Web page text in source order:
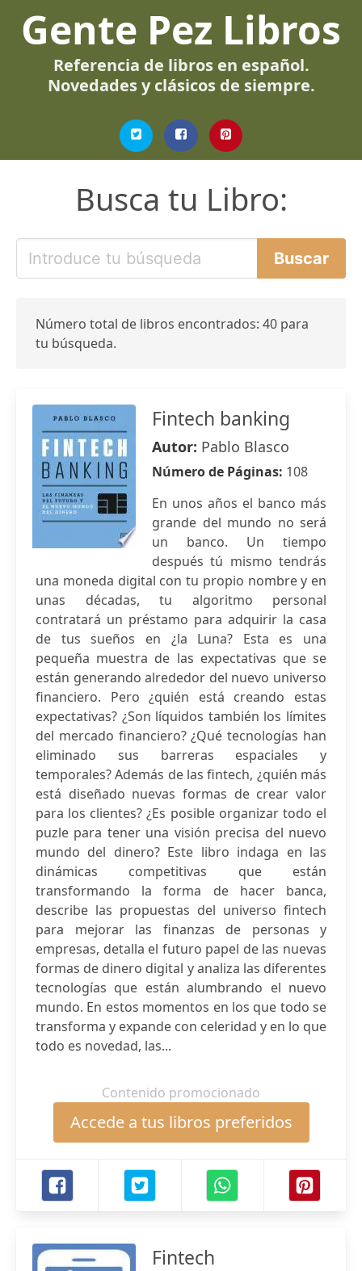
Gente Pez Libros
Referencia de libros en español.
Novedades y clásicos de siempre.
Busca tu Libro:
Número total de libros encontrados: 40 para
tu búsqueda.
Fintech banking
Autor: Pablo Blasco
Número de Páginas: 108
En unos años el banco más
grande del mundo no será
un banco. Un tiempo
después tú mismo tendrás
una moneda digital con tu propio nombre y en
unas décadas, tu algoritmo personal
contratará un préstamo para adquirir la casa
de tus sueños en ¿la Luna? Esta es una
pequeña muestra de las expectativas que se
están generando alrededor del nuevo universo
financiero. Pero ¿quién está creando estas
expectativas? ¿Son líquidos también los límites
del mercado financiero? ¿Qué tecnologías han
eliminado sus barreras espaciales y
temporales? Además de las fintech, ¿quién más
está diseñado nuevas formas de crear valor
para los clientes? ¿Es posible organizar todo el
puzle para tener una visión precisa del nuevo
mundo del dinero? Este libro indaga en las
dinámicas competitivas que están
transformando la forma de hacer banca,
describe las propuestas del universo fintech
para mejorar las finanzas de personas y
empresas, detalla el futuro papel de las nuevas
formas de dinero digital y analiza las diferentes
tecnologías que están alumbrando el nuevo
mundo. En estos momentos en los que todo se
transforma y expande con celeridad y en lo que
todo es novedad, las...
Contenido promocionado
Accede a tus libros preferidos
Fintech